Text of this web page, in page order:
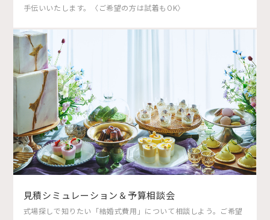
手伝いいたします。〈ご希望の方は試着もOK〉
見積シミュレーション＆予算相談会
式場探しで知りたい「結婚式費用」について相談しよう。ご希望